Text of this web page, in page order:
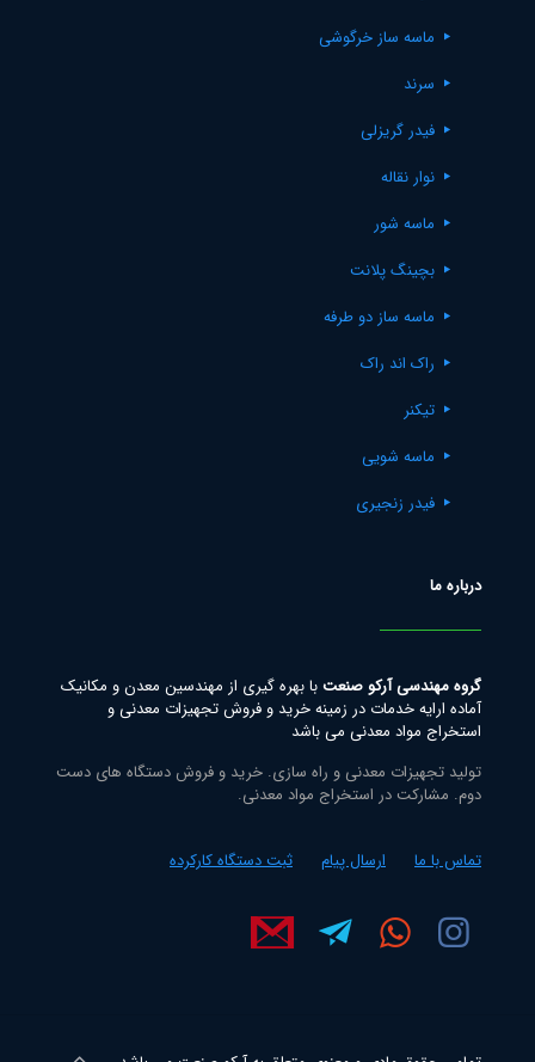
ماسه ساز خرگوشی
سرند
فیدر گریزلی
نوار نقاله
ماسه شور
بچینگ پلانت
ماسه ساز دو طرفه
راک اند راک
تیکنر
ماسه شویی
فیدر زنجیری
درباره ما
گروه مهندسی آرکو صنعتبا بهره گیری از مهندسین معدن و مکانیک
آماده ارایه خدمات در زمینه خرید و فروش تجهیزات معدنی و
استخراج مواد معدنی می باشد
تولید تجهیزات معدنی و راه سازی. خرید و فروش دستگاه های دست
دوم. مشارکت در استخراج مواد معدنی.
تماس با ما ارسال پیام ثبت دستگاه کارکرده